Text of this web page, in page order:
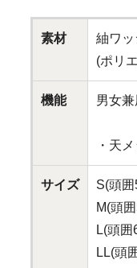
素材
紬ワ
(ポリ
機能 男女兼
・天
サイズ
S(頭
M(頭
L(頭囲
LL(頭